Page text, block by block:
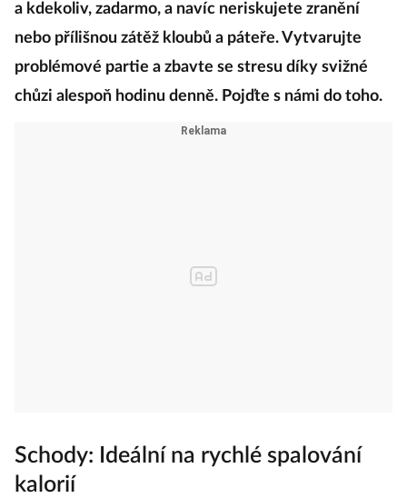
a kdekoliv, zadarmo, a navíc neriskujete zranění
nebo přílišnou zátěž kloubů a páteře. Vytvarujte
problémové partie a zbavte se stresu díky svižné
chůzi alespoň hodinu denně. Pojďte s námi do toho.
Schody: Ideální na rychlé spalování
kalorií